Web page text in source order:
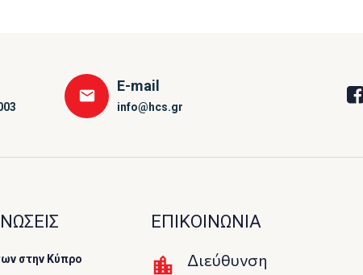
E-mail
info@hcs.gr
στην Κύπρο
ΕΠΙΚΟΙΝΩΝΙΑ
Διεύθυνση